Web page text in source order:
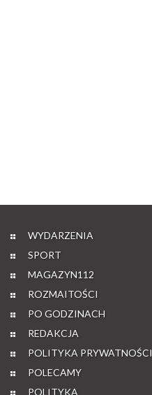
WYDARZENIA
SPORT
MAGAZYN112
ROZMAITOŚCI
PO GODZINACH
REDAKCJA
POLITYKA PRYWATNOŚCI
POLECAMY
POLITYKA